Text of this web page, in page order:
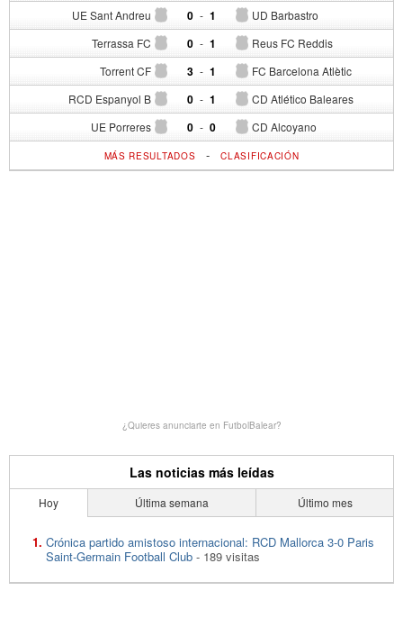
UE Sant Andreu 0 - UD Barbastro
1
Terrassa FC 0 - Reus FC Reddis
1
Torrent CF 3 - FC Barcelona Atlètic
1
RCD Espanyol B 0 - CD Atlético Baleares
1
UE Porreres 0 - CD Alcoyano
0
MÁS RESULTADOS -CLASIFICACIÓN
¿Quieres anunciarte en FutbolBalear?
Las noticias más leídas
Hoy Última semana Último mes
Crónica partido amistoso internacional: RCD Mallorca 3-0 Paris
Saint-Germain Football Club - 189 visitas